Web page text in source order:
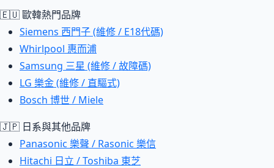
🇪🇺 歐韓熱門品牌
Siemens 西門子 (維修 / E18代碼)
Whirlpool 惠而浦
Samsung 三星 (維修 / 故障碼)
LG 樂金 (維修 / 直驅式)
Bosch 博世 / Miele
🇯🇵 日系與其他品牌
Panasonic 樂聲 / Rasonic 樂信
Hitachi 日立 / Toshiba 東芝